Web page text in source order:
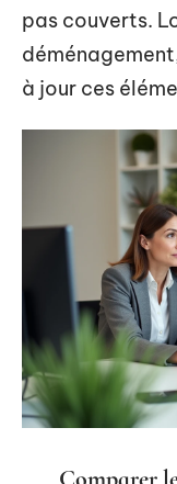
pas couverts.
à jour ces